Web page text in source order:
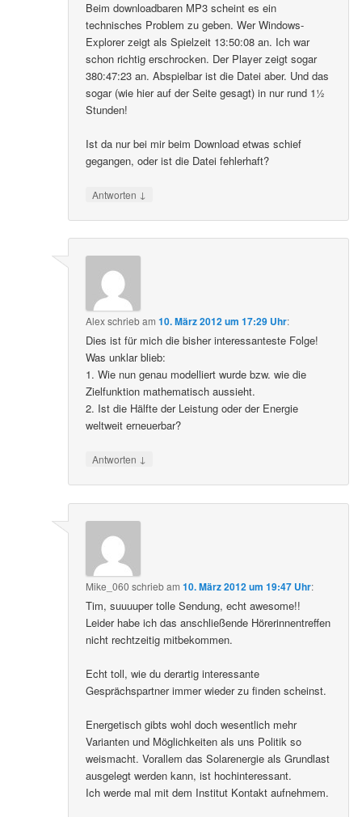
Beim downloadbaren MP3 scheint es ein
technisches Problem zu geben. Wer Windows-
Explorer zeigt als Spielzeit 13:50:08 an. Ich war
schon richtig erschrocken. Der Player zeigt sogar
380:47:23 an. Abspielbar ist die Datei aber. Und das
sogar (wie hier auf der Seite gesagt) in nur rund 1½
Stunden!
Ist da nur bei mir beim Download etwas schief
gegangen, oder ist die Datei fehlerhaft?
Antworten ↓
Alexschriebam10. März 2012 um 17:29 Uhr:
Dies ist für mich die bisher interessanteste Folge!
Was unklar blieb:
1. Wie nun genau modelliert wurde bzw. wie die
Zielfunktion mathematisch aussieht.
2. Ist die Hälfte der Leistung oder der Energie
weltweit erneuerbar?
Antworten ↓
Mike_060 schriebam10. März 2012 um 19:47 Uhr:
Tim, suuuuper tolle Sendung, echt awesome!!
Leider habe ich das anschließende Hörerinnentreffen
nicht rechtzeitig mitbekommen.
Echt toll, wie du derartig interessante
Gesprächspartner immer wieder zu finden scheinst.
Energetisch gibts wohl doch wesentlich mehr
Varianten und Möglichkeiten als uns Politik so
weismacht. Vorallem das Solarenergie als Grundlast
ausgelegt werden kann, ist hochinteressant.
Ich werde mal mit dem Institut Kontakt aufnehmem.